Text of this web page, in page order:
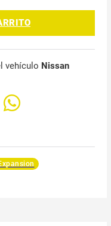
vehículo Nissan